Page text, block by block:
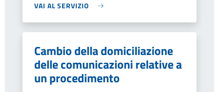
VAI AL SERVIZIO
Cambio della domiciliazione
delle comunicazioni relative a
un procedimento